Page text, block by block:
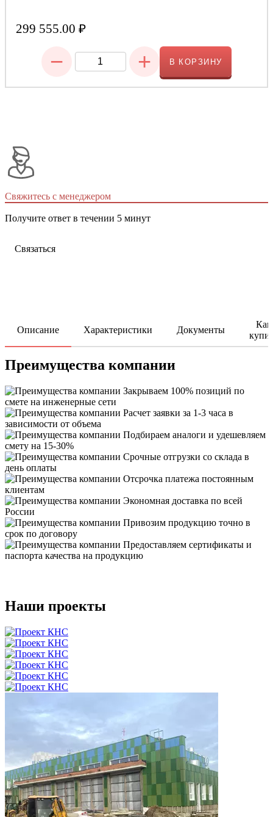
299 555.00 ₽
− + В КОРЗИНУ
Свяжитесь с менеджером
Получите ответ в течении 5 минут
Связаться
Описание Характеристики Документы
Как
Преимущества компании
Закрываем 100% позиций по
смете на инженерные сети
Расчет заявки за 1-3 часа в
зависимости от объема
Подбираем аналоги и удешевляем
смету на 15-30%
Срочные отгрузки со склада в
день оплаты
Отсрочка платежа постоянным
клиентам
Экономная доставка по всей
России
Привозим продукцию точно в
срок по договору
Предоставляем сертификаты и
паспорта качества на продукцию
Наши проекты